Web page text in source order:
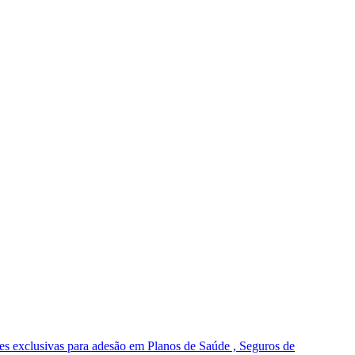
para adesão em Planos de Saúde , Seguros de